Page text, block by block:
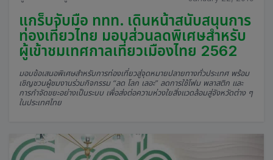
แกร็บจับมือ ททท. เดินหน้าสนับสนุนการ
ท่องเที่ยวไทย มอบส่วนลดพิเศษสำหรับ
ผู้เข้าชมเทศกาลเที่ยวเมืองไทย 2562
มอบข้อเสนอพิเศษสำหรับการท่องเที่ยวสู่จุดหมายปลายทางทั่วประเทศ พร้อม
เชิญชวนผู้ชมงานร่วมกิจกรรม “ลด โลก เลอะ” ลดการใช้โฟม พลาสติก และ
การกำจัดขยะอย่างเป็นระบบ เพื่อส่งต่อความห่วงใยสิ่งแวดล้อมสู่จังหวัดต่าง ๆ
ในประเทศไทย